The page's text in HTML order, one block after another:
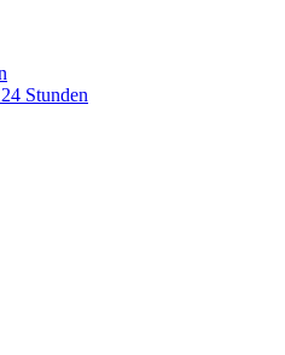
Stunden